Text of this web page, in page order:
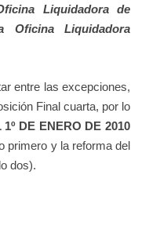
Liquidadora de
Liquidadora
entre las excepciones,
Final cuarta, por lo
DE ENERO DE 2010
primero y la reforma del
dos).